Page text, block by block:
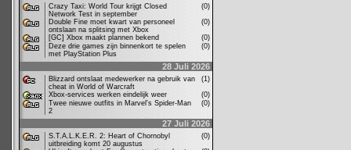
Crazy Taxi: World Tour krijgt Closed
Network Test in september
(0)
Double Fine moet kwart van personeel
ontslaan na splitsing met Xbox
(0)
[GC] Xbox maakt plannen bekend
(0)
Deze drie games zijn binnenkort te spelen
met PlayStation Plus
(0)
28 Juli 2026
Blizzard ontslaat medewerker na gebruik van
cheat in World of Warcraft
(1)
Xbox-services werken eindelijk weer
(0)
Twee nieuwe outfits in Marvel's Spider-Man
2
(0)
27 Juli 2026
S.T.A.L.K.E.R. 2: Heart of Chornobyl
uitbreiding komt 20 augustus
(0)